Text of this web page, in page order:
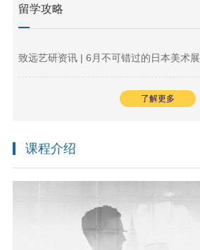
留学攻略
致远艺研资讯 | 6月不可错过的日本美术展
了解更多
课程介绍